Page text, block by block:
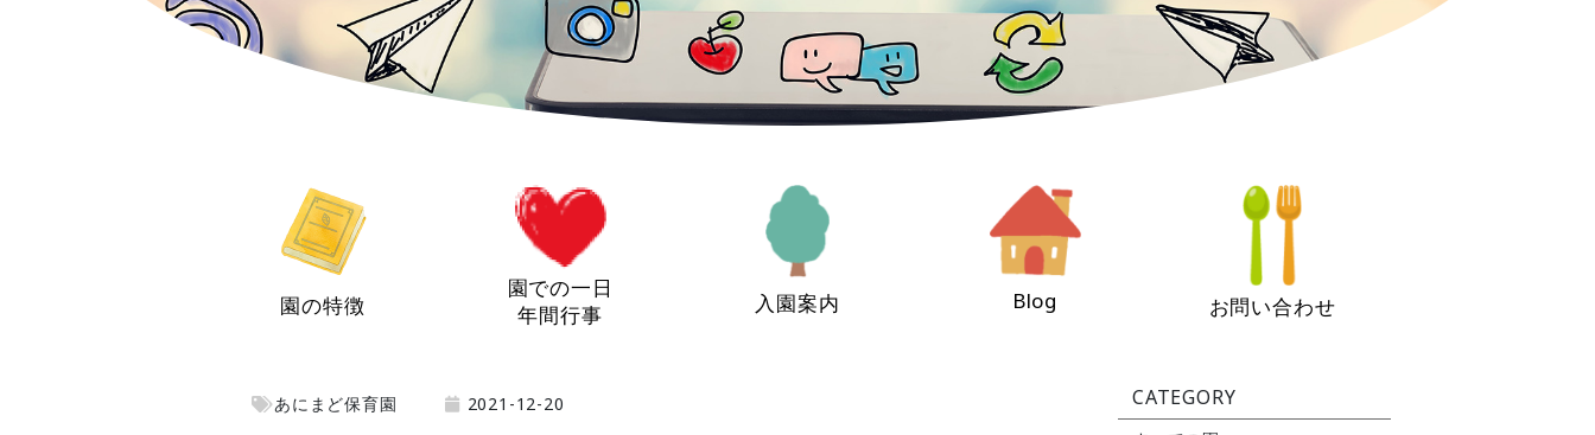
園の特徴
園での一日
年間行事
入園案内 Blog お問い合わせ
あにまど保育園 2021-12-20 CATEGORY